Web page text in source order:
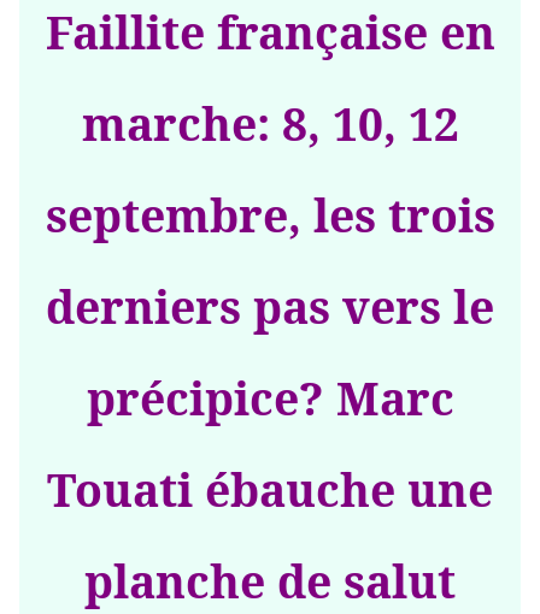
Faillite française en
marche: 8, 10, 12
septembre, les trois
derniers pas vers le
précipice? Marc
Touati ébauche une
planche de salut